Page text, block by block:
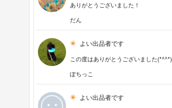
ありがとうございました！
だん
よい出品者です
この度はありがとうございました(*^^*)
ぽちっこ
よい出品者です